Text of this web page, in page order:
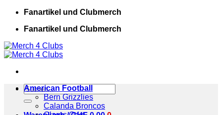
Zum
springen
Fanartikel und Clubmerch
Fanartikel und Clubmerch
Suchen
nach:
American Football
Bern Grizzlies
Calanda Broncos